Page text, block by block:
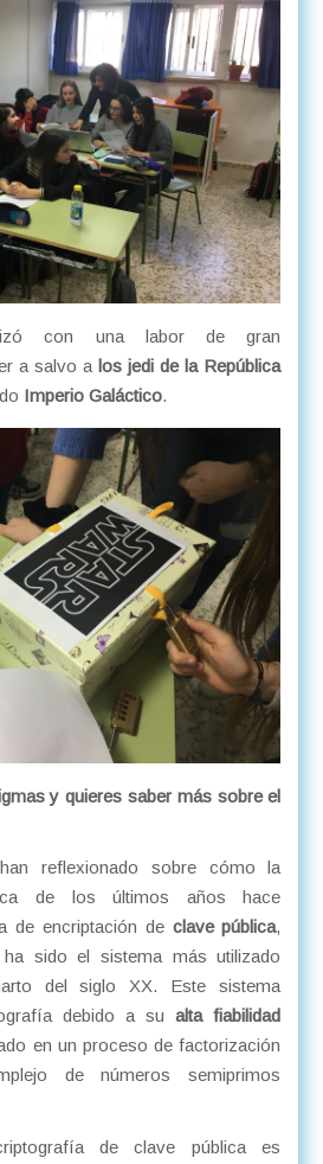
con una labor de gran
a salvo a los jedi de la República
Imperio Galáctico.
y quieres saber más sobre el
reflexionado sobre cómo la
de los últimos años hace
de encriptación de clave pública,
sido el sistema más utilizado
del siglo XX. Este sistema
debido a sualta fiabilidad
en un proceso de factorización
de números semiprimos
de clave pública es